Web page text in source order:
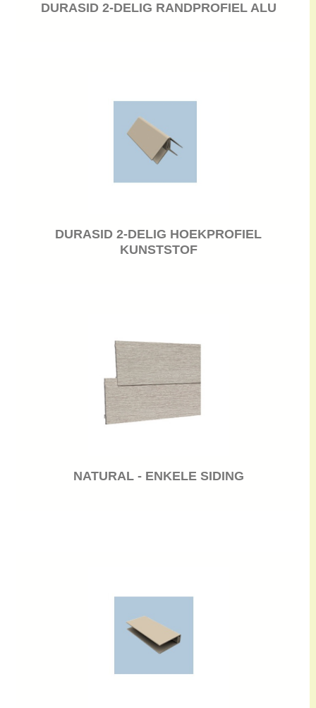
DURASID 2-DELIG RANDPROFIEL ALU
DURASID 2-DELIG HOEKPROFIEL
KUNSTSTOF
NATURAL - ENKELE SIDING